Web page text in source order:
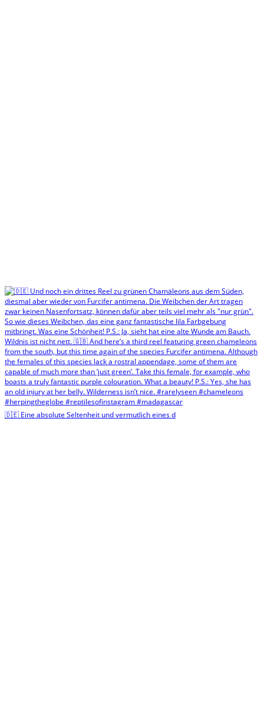
🇩🇪 Eine absolute Seltenheit und vermutlich eines d